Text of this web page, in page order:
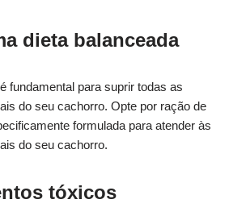
dieta balanceada
fundamental para suprir todas as
do seu cachorro. Opte por ração de
formulada para atender às
do seu cachorro.
tóxicos